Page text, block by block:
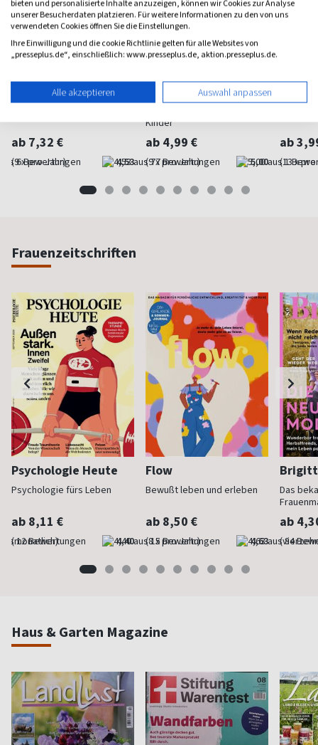
Just Kick-it
ab 7,32 €
(9 x pro Jahr) 4,53
Kinder
ab 4,99 €
(9 x pro Jahr) 5,00
ab
(13 x
Frauenzeitschriften
Psychologie Heute
Psychologie fürs Leben
ab 8,11 €
(monatlich) 4,40
Flow
Bewußt leben und erleben
ab 8,50 €
(8 x pro Jahr) 4,63
Das
ab
Haus & Garten Magazine
bieten und personalisierte Inhalte anzuzeigen, können wir Cookies zur Analyse
unserer Besucherdaten platzieren. Für weitere Informationen zu den von uns
verwendeten Cookies öffnen Sie die Einstellungen.
Ihre Einwilligung und die cookie Richtlinie gelten für alle Websites von
„presseplus.de“, einschließlich: www.presseplus.de, aktion.presseplus.de.
Alle akzeptieren Auswahl anpassen